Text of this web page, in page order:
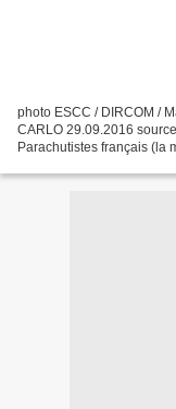
photo ESCC / DIRCOM /
CARLO 29.09.2016
Parachutistes français (la